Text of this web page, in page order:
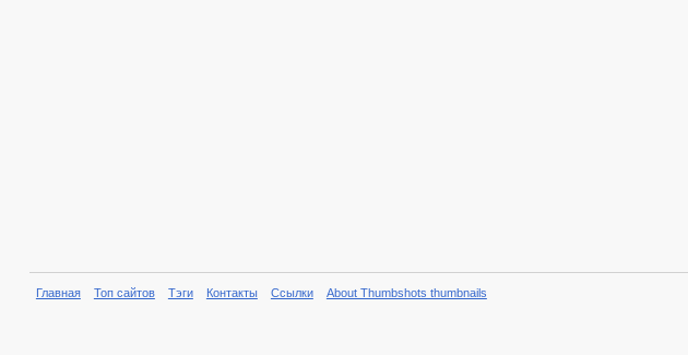
Главная Топ сайтов Тэги Контакты Ссылки About Thumbshots thumbnails